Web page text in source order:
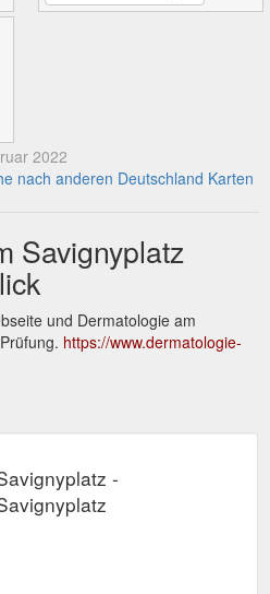
2022
nach anderen Deutschland Karten
Savignyplatz
und Dermatologie am
https://www.dermatologie-
-